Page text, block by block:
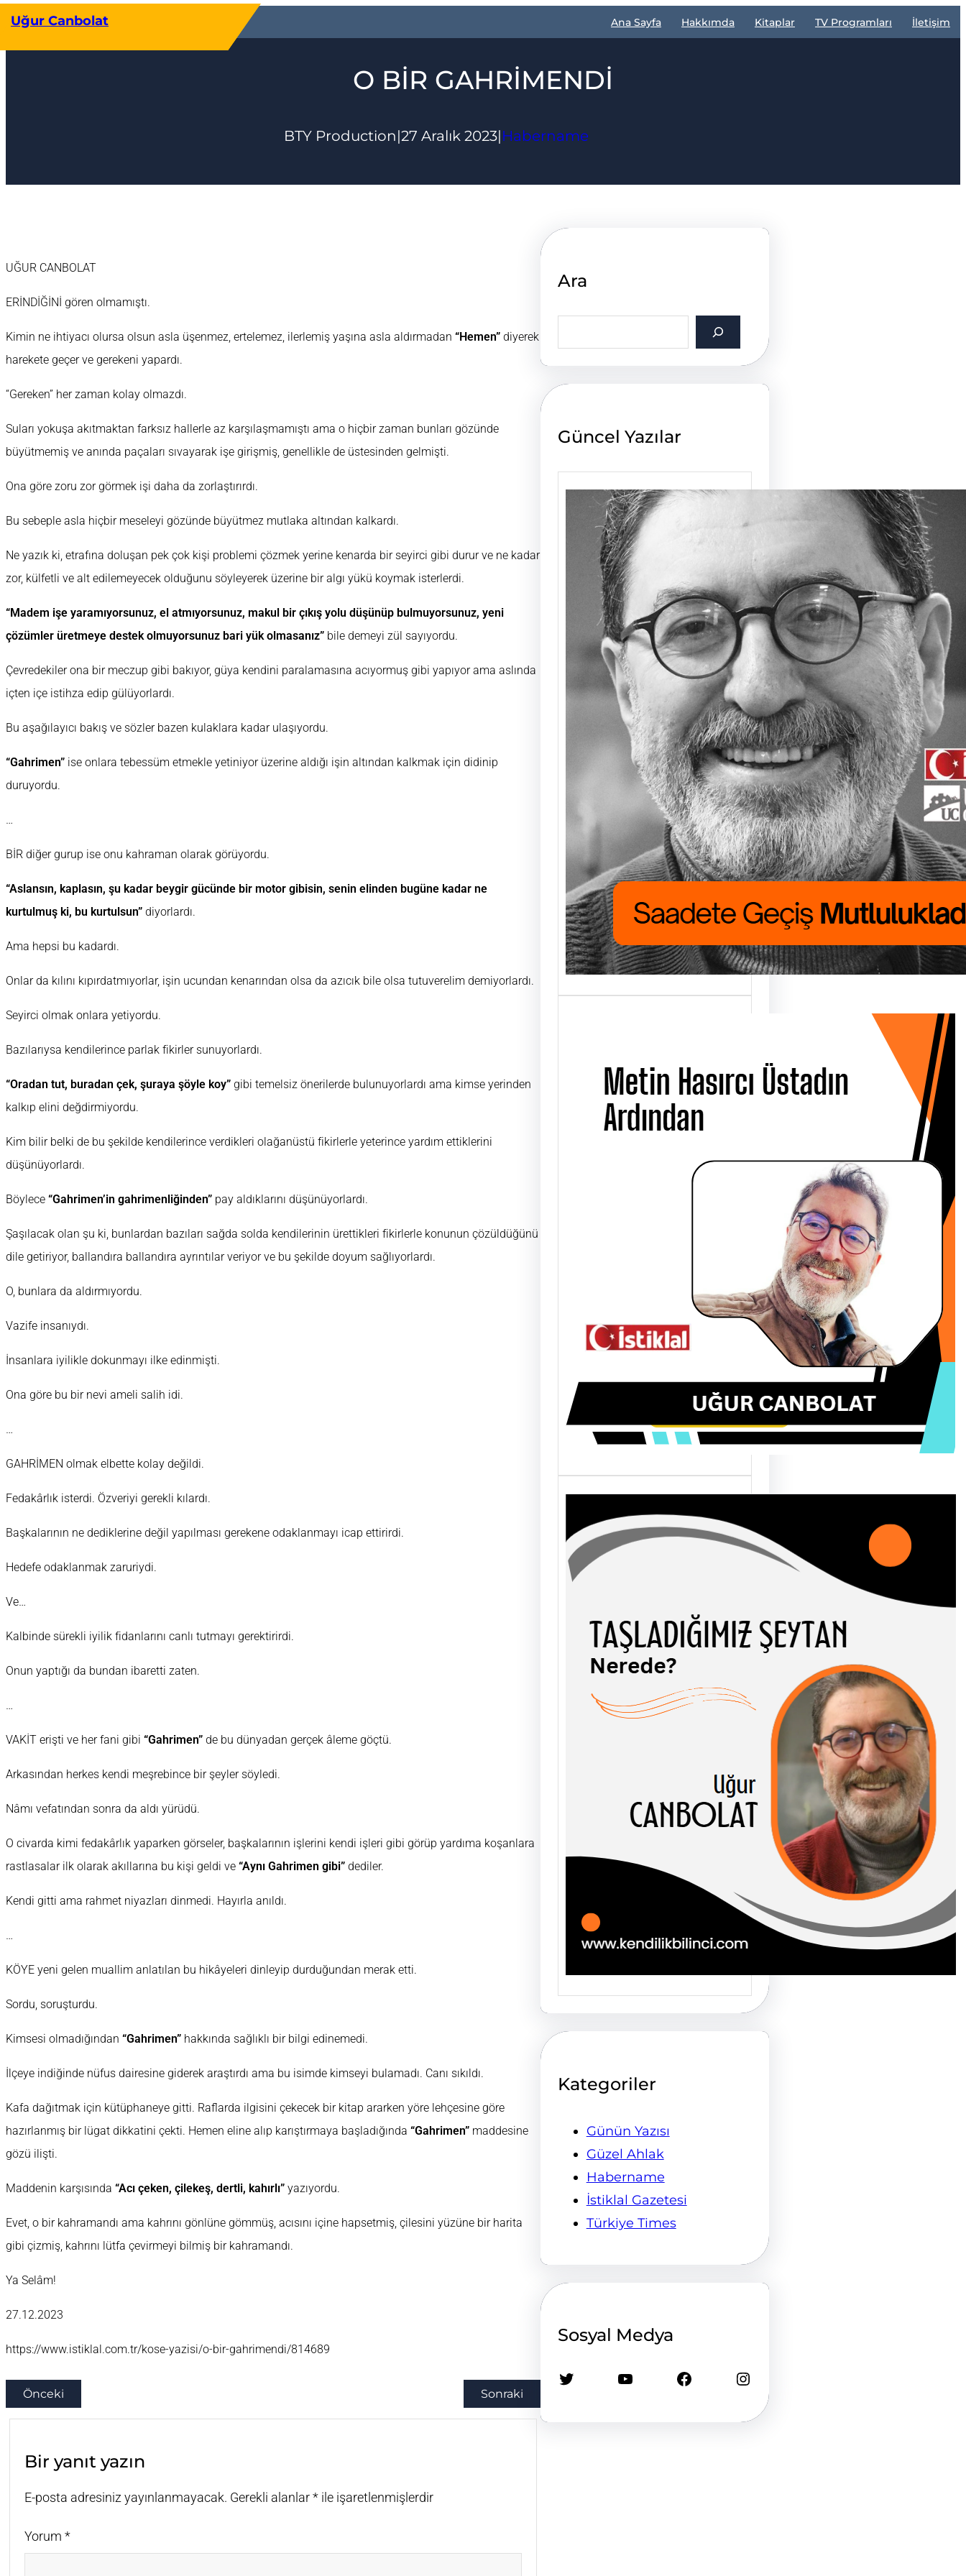
geç
Uğur Canbolat Ana Sayfa Hakkımda Kitaplar TV Programları İletişim
O BİR GAHRİMENDİ
BTY Production|27 Aralık 2023|Habername
UĞUR CANBOLAT
ERİNDİĞİNİ gören olmamıştı.
Kimin ne ihtiyacı olursa olsun asla üşenmez, ertelemez, ilerlemiş yaşına asla aldırmadan “Hemen” diyerek
harekete geçer ve gerekeni yapardı.
“Gereken” her zaman kolay olmazdı.
Suları yokuşa akıtmaktan farksız hallerle az karşılaşmamıştı ama o hiçbir zaman bunları gözünde
büyütmemiş ve anında paçaları sıvayarak işe girişmiş, genellikle de üstesinden gelmişti.
Ona göre zoru zor görmek işi daha da zorlaştırırdı.
Bu sebeple asla hiçbir meseleyi gözünde büyütmez mutlaka altından kalkardı.
Ne yazık ki, etrafına doluşan pek çok kişi problemi çözmek yerine kenarda bir seyirci gibi durur ve ne kadar
zor, külfetli ve alt edilemeyecek olduğunu söyleyerek üzerine bir algı yükü koymak isterlerdi.
“Madem işe yaramıyorsunuz, el atmıyorsunuz, makul bir çıkış yolu düşünüp bulmuyorsunuz, yeni
çözümler üretmeye destek olmuyorsunuz bari yük olmasanız” bile demeyi zül sayıyordu.
Çevredekiler ona bir meczup gibi bakıyor, güya kendini paralamasına acıyormuş gibi yapıyor ama aslında
içten içe istihza edip gülüyorlardı.
Bu aşağılayıcı bakış ve sözler bazen kulaklara kadar ulaşıyordu.
“Gahrimen” ise onlara tebessüm etmekle yetiniyor üzerine aldığı işin altından kalkmak için didinip
duruyordu.
…
BİR diğer gurup ise onu kahraman olarak görüyordu.
“Aslansın, kaplasın, şu kadar beygir gücünde bir motor gibisin, senin elinden bugüne kadar ne
kurtulmuş ki, bu kurtulsun” diyorlardı.
Ama hepsi bu kadardı.
Onlar da kılını kıpırdatmıyorlar, işin ucundan kenarından olsa da azıcık bile olsa tutuverelim demiyorlardı.
Seyirci olmak onlara yetiyordu.
Bazılarıysa kendilerince parlak fikirler sunuyorlardı.
“Oradan tut, buradan çek, şuraya şöyle koy” gibi temelsiz önerilerde bulunuyorlardı ama kimse yerinden
kalkıp elini değdirmiyordu.
Kim bilir belki de bu şekilde kendilerince verdikleri olağanüstü fikirlerle yeterince yardım ettiklerini
düşünüyorlardı.
Böylece “Gahrimen’in gahrimenliğinden” pay aldıklarını düşünüyorlardı.
Şaşılacak olan şu ki, bunlardan bazıları sağda solda kendilerinin ürettikleri fikirlerle konunun çözüldüğünü
dile getiriyor, ballandıra ballandıra ayrıntılar veriyor ve bu şekilde doyum sağlıyorlardı.
O, bunlara da aldırmıyordu.
Vazife insanıydı.
İnsanlara iyilikle dokunmayı ilke edinmişti.
Ona göre bu bir nevi ameli salih idi.
…
GAHRİMEN olmak elbette kolay değildi.
Fedakârlık isterdi. Özveriyi gerekli kılardı.
Başkalarının ne dediklerine değil yapılması gerekene odaklanmayı icap ettirirdi.
Hedefe odaklanmak zaruriydi.
Ve…
Kalbinde sürekli iyilik fidanlarını canlı tutmayı gerektirirdi.
Onun yaptığı da bundan ibaretti zaten.
…
VAKİT erişti ve her fani gibi “Gahrimen” de bu dünyadan gerçek âleme göçtü.
Arkasından herkes kendi meşrebince bir şeyler söyledi.
Nâmı vefatından sonra da aldı yürüdü.
O civarda kimi fedakârlık yaparken görseler, başkalarının işlerini kendi işleri gibi görüp yardıma koşanlara
rastlasalar ilk olarak akıllarına bu kişi geldi ve “Aynı Gahrimen gibi” dediler.
Kendi gitti ama rahmet niyazları dinmedi. Hayırla anıldı.
…
KÖYE yeni gelen muallim anlatılan bu hikâyeleri dinleyip durduğundan merak etti.
Sordu, soruşturdu.
Kimsesi olmadığından “Gahrimen” hakkında sağlıklı bir bilgi edinemedi.
İlçeye indiğinde nüfus dairesine giderek araştırdı ama bu isimde kimseyi bulamadı. Canı sıkıldı.
Kafa dağıtmak için kütüphaneye gitti. Raflarda ilgisini çekecek bir kitap ararken yöre lehçesine göre
hazırlanmış bir lügat dikkatini çekti. Hemen eline alıp karıştırmaya başladığında “Gahrimen” maddesine
gözü ilişti.
Maddenin karşısında “Acı çeken, çilekeş, dertli, kahırlı” yazıyordu.
Evet, o bir kahramandı ama kahrını gönlüne gömmüş, acısını içine hapsetmiş, çilesini yüzüne bir harita
gibi çizmiş, kahrını lütfa çevirmeyi bilmiş bir kahramandı.
Ya Selâm!
27.12.2023
https://www.istiklal.com.tr/kose-yazisi/o-bir-gahrimendi/814689
Önceki Sonraki
Bir yanıt yazın
E-posta adresiniz yayınlanmayacak. Gerekli alanlar* ile işaretlenmişlerdir
Yorum *
Ara
a
h
Güncel Yazılar
Saadete Geçiş
Mutlulukladır
UĞUR CANBOLAT
FUKARALIK boyumuzu
aşıyordu. Günlük
nafakasını çıkarmak
için hasat…
TAŞLADIĞIMIZ
ŞEYTAN NEREDE?
olguları birbirinden…
Kategoriler
Günün Yazısı
Güzel Ahlak
Habername
İstiklal Gazetesi
Türkiye Times
Sosyal Medya
Twitter YouTube Facebook Instagram